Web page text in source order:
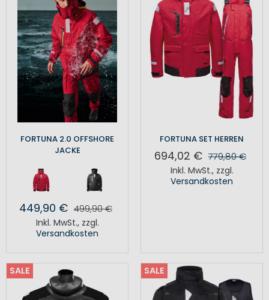
FORTUNA 2.0 OFFSHORE
JACKE
449,90 € 499,90 €
Inkl. MwSt., zzgl.
Versandkosten
FORTUNA SET HERREN
694,02 € 779,80 €
Inkl. MwSt., zzgl.
Versandkosten
SALE SALE